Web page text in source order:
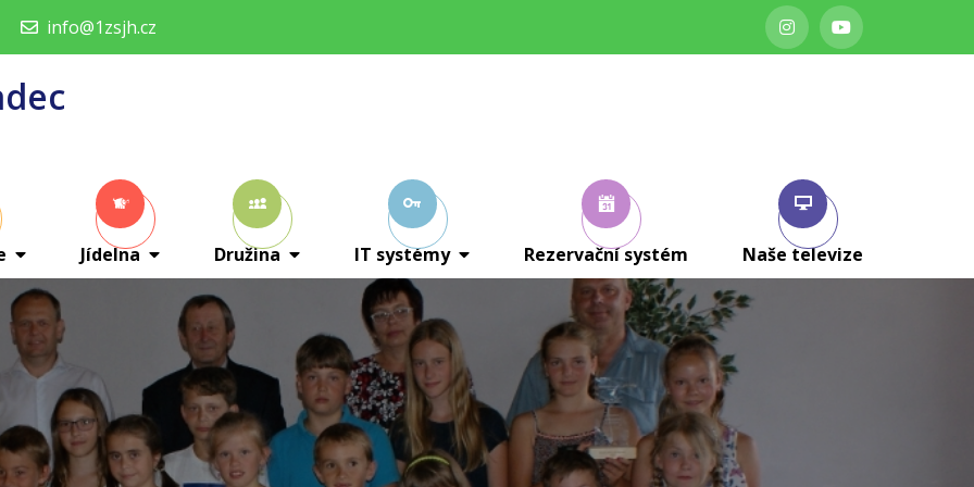
info@1zsjh.cz
Jídelna Družina IT systémy Rezervační systém Naše televize